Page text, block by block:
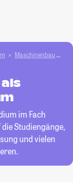
Maschinenbau
im Fach
Studiengänge,
und vielen